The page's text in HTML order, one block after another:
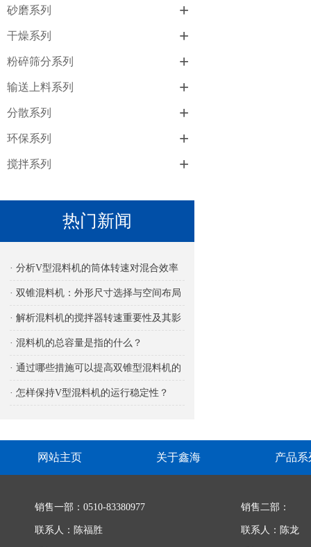
砂磨系列 +
干燥系列 +
粉碎筛分系列 +
输送上料系列 +
分散系列 +
环保系列 +
搅拌系列 +
热门新闻
· 分析V型混料机的筒体转速对混合效率
的影响
· 双锥混料机：外形尺寸选择与空间布局
考量
· 解析混料机的搅拌器转速重要性及其影
响
· 混料机的总容量是指的什么？
· 通过哪些措施可以提高双锥型混料机的
生产能力
· 怎样保持V型混料机的运行稳定性？
网站主页 关于鑫海 产品系
销售一部：0510-83380977
联系人：陈福胜
销售二部：
联系人：陈龙